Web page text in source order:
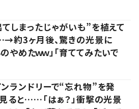
しまったじゃがいも”を植えて
約3ヶ月後、驚きの光景に
やめたｗｗ」「育ててみたいで
ンランドリーで“忘れ物”を発
見ると……「はぁ？」衝撃の光景